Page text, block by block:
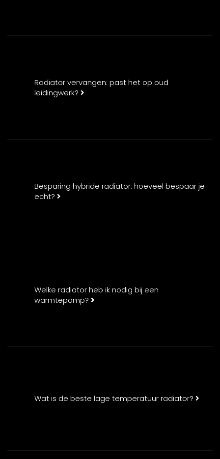
Radiator vervangen: past het op oud
leidingwerk?
Besparing hybride radiator: hoeveel bespaar je
echt?
Welke radiator heb ik nodig bij een
warmtepomp?
Wat is de beste lage temperatuur radiator?